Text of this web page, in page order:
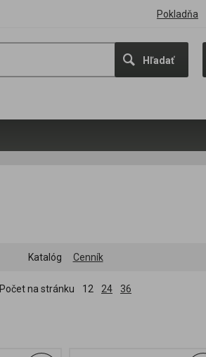
Pokladňa
Hľadať
Katalóg Cenník
Počet na stránku 12 24 36